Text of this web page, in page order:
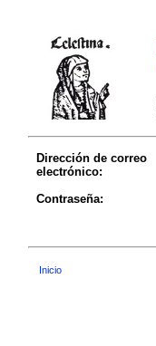
Dirección de correo
electrónico:
Contraseña:
Inicio